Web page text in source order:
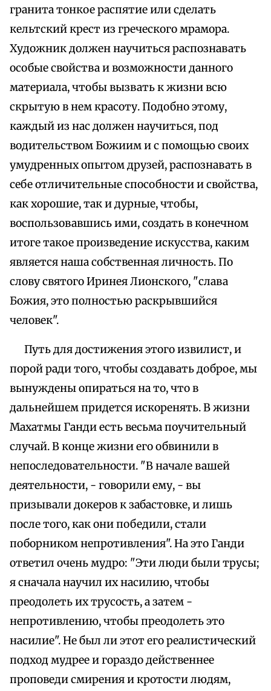
гранита тонкое распятие или сделать
кельтский крест из греческого мрамора.
Художник должен научиться распознавать
особые свойства и возможности данного
материала, чтобы вызвать к жизни всю
скрытую в нем красоту. Подобно этому,
каждый из нас должен научиться, под
водительством Божиим и с помощью своих
умудренных опытом друзей, распознавать в
себе отличительные способности и свойства,
как хорошие, так и дурные, чтобы,
воспользовавшись ими, создать в конечном
итоге такое произведение искусства, каким
является наша собственная личность. По
слову святого Иринея Лионского, "слава
Божия, это полностью раскрывшийся
человек".
Путь для достижения этого извилист, и
порой ради того, чтобы создавать доброе, мы
вынуждены опираться на то, что в
дальнейшем придется искоренять. В жизни
Махатмы Ганди есть весьма поучительный
случай. В конце жизни его обвинили в
непоследовательности. "В начале вашей
деятельности, - говорили ему, - вы
призывали докеров к забастовке, и лишь
после того, как они победили, стали
поборником непротивления". На это Ганди
ответил очень мудро: "Эти люди были трусы;
я сначала научил их насилию, чтобы
преодолеть их трусость, а затем -
непротивлению, чтобы преодолеть это
насилие". Не был ли этот его реалистический
подход мудрее и гораздо действеннее
проповеди смирения и кротости людям,